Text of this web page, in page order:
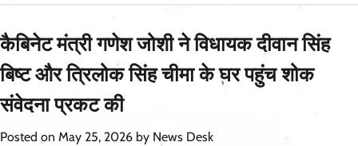
कैबिनेट मंत्री गणेश जोशी ने विधायक दीवान सिंह
बिष्ट और त्रिलोक सिंह चीमा के घर पहुंच शोक
संवेदना प्रकट की
Posted on May 25, 2026 by News Desk